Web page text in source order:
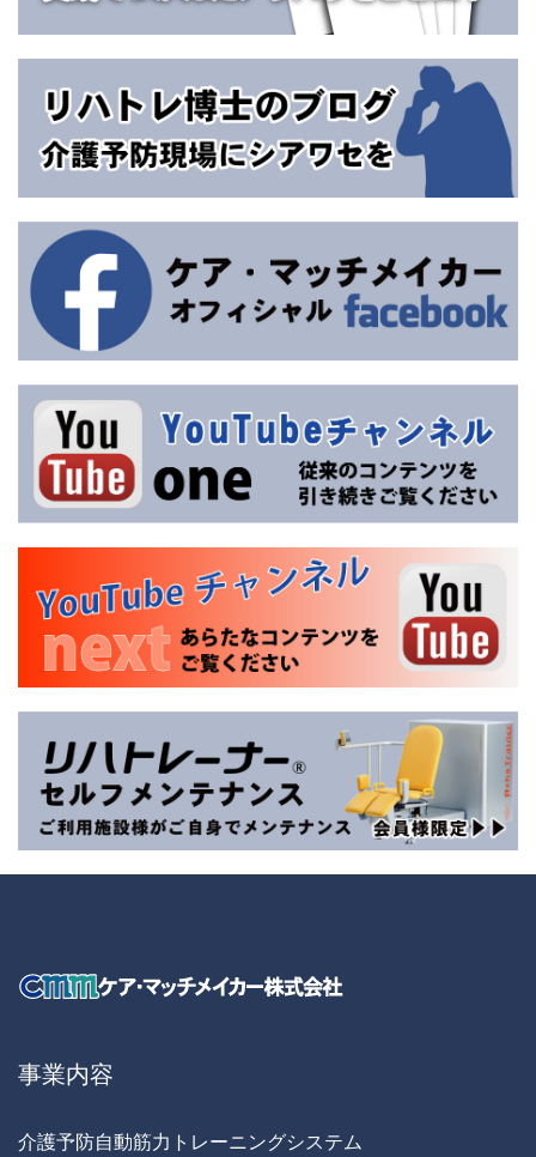
事業内容
介護予防自動筋力トレーニングシステム